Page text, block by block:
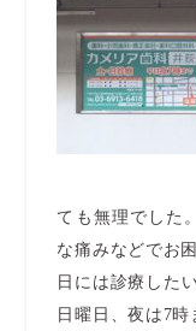
ても無理でした
な痛みなどでお
日には診療した
日曜日、夜は7